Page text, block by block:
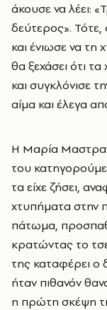
άκουσε να λέει:
δεύτερος». Τότε,
και ένιωσε να τη
θα ξεχάσει ότι
και συγκλόνισε
αίμα και έλεγα
Η Μαρία
του
τα είχε ζήσει,
χτυπήματα στην
πάτωμα,
κρατώντας το
της καταφέρει
ήταν πιθανόν
η πρώτη σκέψη